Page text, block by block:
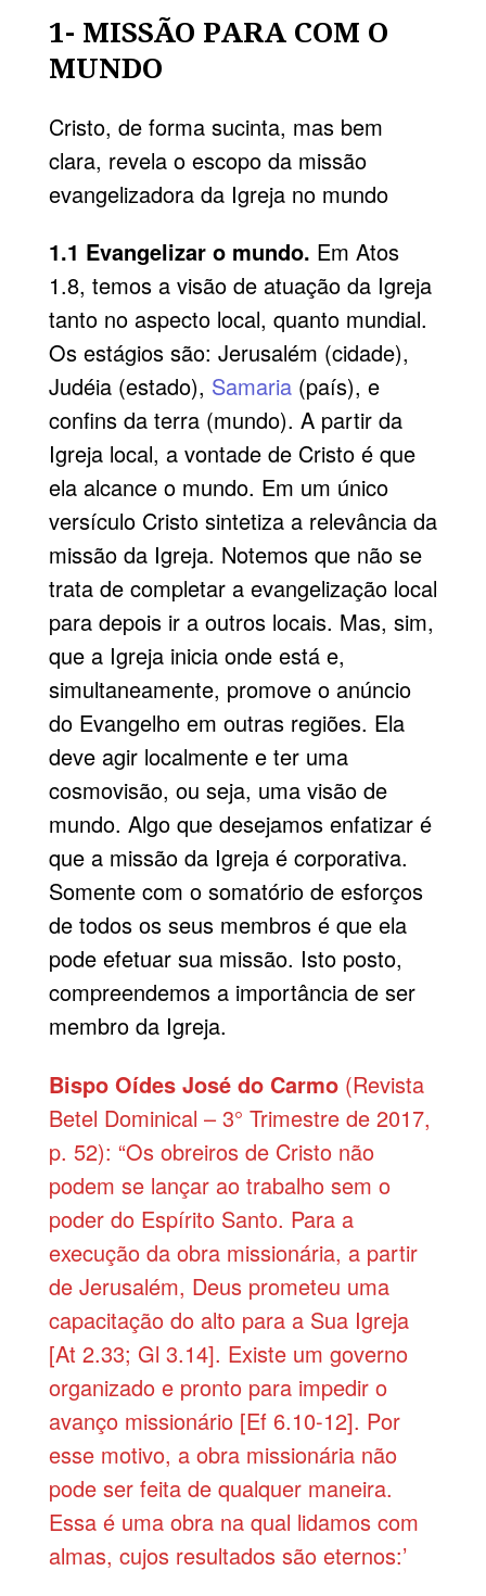
1- MISSÃO PARA COM O
MUNDO
Cristo, de forma sucinta, mas bem
clara, revela o escopo da missão
evangelizadora da Igreja no mundo
1.1 Evangelizar o mundo. Em Atos
1.8, temos a visão de atuação da Igreja
tanto no aspecto local, quanto mundial.
Os estágios são: Jerusalém (cidade),
Judéia (estado), Samaria(país), e
confins da terra (mundo). A partir da
Igreja local, a vontade de Cristo é que
ela alcance o mundo. Em um único
versículo Cristo sintetiza a relevância da
missão da Igreja. Notemos que não se
trata de completar a evangelização local
para depois ir a outros locais. Mas, sim,
que a Igreja inicia onde está e,
simultaneamente, promove o anúncio
do Evangelho em outras regiões. Ela
deve agir localmente e ter uma
cosmovisão, ou seja, uma visão de
mundo. Algo que desejamos enfatizar é
que a missão da Igreja é corporativa.
Somente com o somatório de esforços
de todos os seus membros é que ela
pode efetuar sua missão. Isto posto,
compreendemos a importância de ser
membro da Igreja.
Bispo Oídes José do Carmo(Revista
Betel Dominical – 3° Trimestre de 2017,
p. 52): “Os obreiros de Cristo não
podem se lançar ao trabalho sem o
poder do Espírito Santo. Para a
execução da obra missionária, a partir
de Jerusalém, Deus prometeu uma
capacitação do alto para a Sua Igreja
[At 2.33; Gl 3.14]. Existe um governo
organizado e pronto para impedir o
avanço missionário [Ef 6.10-12]. Por
esse motivo, a obra missionária não
pode ser feita de qualquer maneira.
Essa é uma obra na qual lidamos com
almas, cujos resultados são eternos:’